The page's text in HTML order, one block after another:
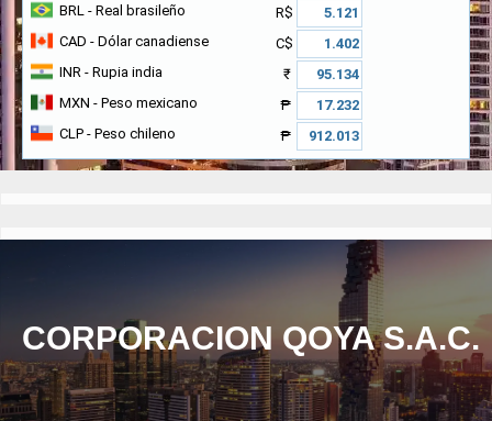
BRL - Real brasileño
R$
CAD - Dólar canadiense
C$
INR - Rupia india
₹
MXN - Peso mexicano
₱
CLP - Peso chileno ₱
CORPORACION QOYA S.A.C.